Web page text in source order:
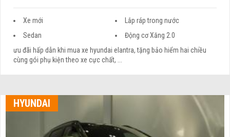
Xe mới
Lắp ráp trong nước
Sedan
Động cơ Xăng 2.0
ưu đãi hấp dẫn khi mua xe hyundai elantra, tặng bảo hiểm hai chiều
cùng gói phụ kiện theo xe cực chất, ...
HYUNDAI